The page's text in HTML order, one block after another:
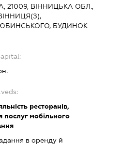
21009, ВІННИЦЬКА ОБЛ.,
БУДИНОК
ресторанів,
послуг мобільного
в оренду й